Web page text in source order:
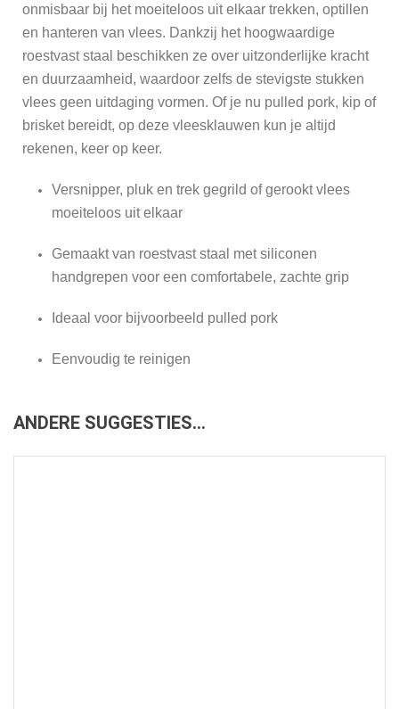
onmisbaar bij het moeiteloos uit elkaar trekken, optillen
en hanteren van vlees. Dankzij het hoogwaardige
roestvast staal beschikken ze over uitzonderlijke kracht
en duurzaamheid, waardoor zelfs de stevigste stukken
vlees geen uitdaging vormen. Of je nu pulled pork, kip of
brisket bereidt, op deze vleesklauwen kun je altijd
rekenen, keer op keer.
Versnipper, pluk en trek gegrild of gerookt vlees
moeiteloos uit elkaar
Gemaakt van roestvast staal met siliconen
handgrepen voor een comfortabele, zachte grip
Ideaal voor bijvoorbeeld pulled pork
Eenvoudig te reinigen
ANDERE SUGGESTIES…